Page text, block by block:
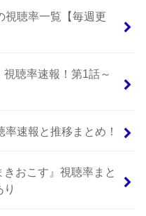
視聴率一覧【毎週更
聴率速報！第1話～
率速報と推移まとめ！
おこす』視聴率まと